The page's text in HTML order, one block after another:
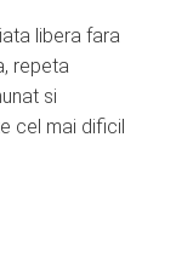
libera fara
repeta
si
cel mai dificil